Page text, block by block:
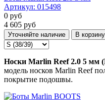
Артикул: 015498
0 руб
4 605 руб
Уточняйте наличие В корзину
Носки Marlin Reef 2.0 5 мм
модель носков Marlin Reef
покрытие подошвы.